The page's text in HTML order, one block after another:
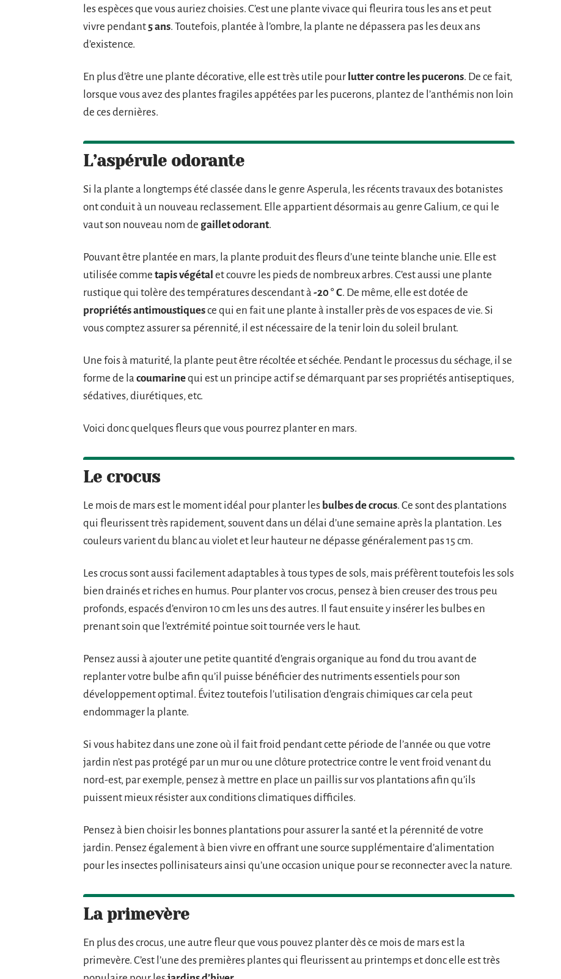
les espèces que vous auriez choisies. C’est une plante vivace qui fleurira tous les ans et peut
vivre pendant 5 ans. Toutefois, plantée à l’ombre, la plante ne dépassera pas les deux ans
d’existence.
En plus d’être une plante décorative, elle est très utile pour lutter contre les pucerons. De ce fait,
lorsque vous avez des plantes fragiles appétées par les pucerons, plantez de l’anthémis non loin
de ces dernières.
L’aspérule odorante
Si la plante a longtemps été classée dans le genre Asperula, les récents travaux des botanistes
ont conduit à un nouveau reclassement. Elle appartient désormais au genre Galium, ce qui le
vaut son nouveau nom de gaillet odorant.
Pouvant être plantée en mars, la plante produit des fleurs d’une teinte blanche unie. Elle est
utilisée comme tapis végétal et couvre les pieds de nombreux arbres. C’est aussi une plante
rustique qui tolère des températures descendant à -20 ° C. De même, elle est dotée de
propriétés antimoustiquesce qui en fait une plante à installer près de vos espaces de vie. Si
vous comptez assurer sa pérennité, il est nécessaire de la tenir loin du soleil brulant.
Une fois à maturité, la plante peut être récoltée et séchée. Pendant le processus du séchage, il se
forme de la coumarinequi est un principe actif se démarquant par ses propriétés antiseptiques,
sédatives, diurétiques, etc.
Voici donc quelques fleurs que vous pourrez planter en mars.
Le crocus
Le mois de mars est le moment idéal pour planter les bulbes de crocus. Ce sont des plantations
qui fleurissent très rapidement, souvent dans un délai d’une semaine après la plantation. Les
couleurs varient du blanc au violet et leur hauteur ne dépasse généralement pas 15 cm.
Les crocus sont aussi facilement adaptables à tous types de sols, mais préfèrent toutefois les sols
bien drainés et riches en humus. Pour planter vos crocus, pensez à bien creuser des trous peu
profonds, espacés d’environ 10 cm les uns des autres. Il faut ensuite y insérer les bulbes en
prenant soin que l’extrémité pointue soit tournée vers le haut.
Pensez aussi à ajouter une petite quantité d’engrais organique au fond du trou avant de
replanter votre bulbe afin qu’il puisse bénéficier des nutriments essentiels pour son
développement optimal. Évitez toutefois l’utilisation d’engrais chimiques car cela peut
endommager la plante.
Si vous habitez dans une zone où il fait froid pendant cette période de l’année ou que votre
jardin n’est pas protégé par un mur ou une clôture protectrice contre le vent froid venant du
nord-est, par exemple, pensez à mettre en place un paillis sur vos plantations afin qu’ils
puissent mieux résister aux conditions climatiques difficiles.
Pensez à bien choisir les bonnes plantations pour assurer la santé et la pérennité de votre
jardin. Pensez également à bien vivre en offrant une source supplémentaire d’alimentation
pour les insectes pollinisateurs ainsi qu’une occasion unique pour se reconnecter avec la nature.
La primevère
En plus des crocus, une autre fleur que vous pouvez planter dès ce mois de mars est la
primevère. C’est l’une des premières plantes qui fleurissent au printemps et donc elle est très